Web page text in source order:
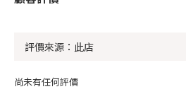
尚未有任何評價